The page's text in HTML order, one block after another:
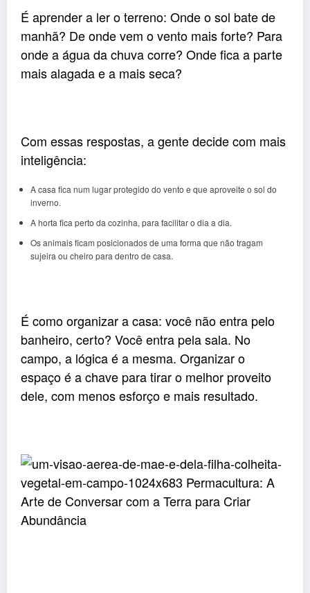
É aprender a ler o terreno: Onde o sol bate de
manhã? De onde vem o vento mais forte? Para
onde a água da chuva corre? Onde fica a parte
mais alagada e a mais seca?
Com essas respostas, a gente decide com mais
inteligência:
A casa fica num lugar protegido do vento e que aproveite o sol do
inverno.
A horta fica perto da cozinha, para facilitar o dia a dia.
Os animais ficam posicionados de uma forma que não tragam
sujeira ou cheiro para dentro de casa.
É como organizar a casa: você não entra pelo
banheiro, certo? Você entra pela sala. No
campo, a lógica é a mesma. Organizar o
espaço é a chave para tirar o melhor proveito
dele, com menos esforço e mais resultado.